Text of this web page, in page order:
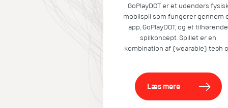
GoPlayDOT er et udendørs
mobilspil som fungerer gennem
app, GoPlayDOT, og et tilhørende
spilkoncept. Spillet er en
kombination af (wearable) tech
Læs mere